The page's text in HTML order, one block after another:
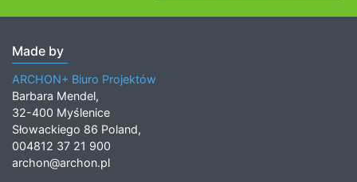
Made by
ARCHON+ Biuro Projektów
Barbara Mendel,
32-400 Myślenice
Słowackiego 86 Poland,
004812 37 21 900
archon@archon.pl